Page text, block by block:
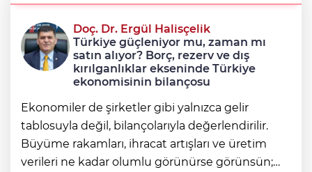
Avcılar Belediye Başkanı Utku Caner
Çaykara tahliye edildi
Doç. Dr. Ergül Halisçelik
Türkiye güçleniyor mu, zaman mı
satın alıyor? Borç, rezerv ve dış
kırılganlıklar ekseninde Türkiye
ekonomisinin bilançosu
Ekonomiler de şirketler gibi yalnızca gelir
tablosuyla değil, bilançolarıyla değerlendirilir.
Büyüme rakamları, ihracat artışları ve üretim
verileri ne kadar olumlu görünürse görünsün;